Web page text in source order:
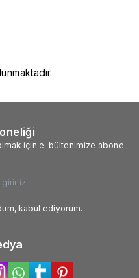
için e-bültenimize abone
kabul ediyorum.